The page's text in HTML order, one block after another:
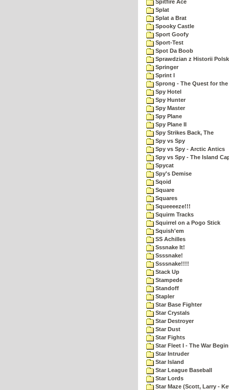
Spitfire Ace
Splat
Splat a Brat
Spooky Castle
Sport Goofy
Sport-Test
Spot Da Boob
Sprawdzian z Historii
Springer
Sprint I
Sprong - The Quest for
Spy Hotel
Spy Hunter
Spy Master
Spy Plane
Spy Plane II
Spy Strikes Back, The
Spy vs Spy
Spy vs Spy - Arctic Antics
Spy vs Spy - The Island
Spycat
Spy's Demise
Sqoid
Square
Squares
Squeeeeze!!!
Squirm Tracks
Squirrel on a Pogo Stick
Squish'em
SS Achilles
Sssnake It!
Ssssnake!
Ssssnake!!!!
Stack Up
Stampede
Standoff
Stapler
Star Base Fighter
Star Crystals
Star Destroyer
Star Dust
Star Fights
Star Fleet I - The War
Star Intruder
Star Island
Star League Baseball
Star Lords
Star Maze (Scott, Larry -